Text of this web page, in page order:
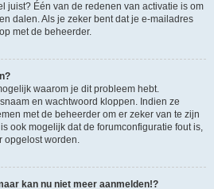
juist? Één van de redenen van activatie is om
dalen. Als je zeker bent dat je e-mailadres
met de beheerder.
waarom je dit probleem hebt.
en wachtwoord kloppen. Indien ze
met de beheerder om er zeker van te zijn
ook mogelijk dat de forumconfiguratie fout is,
opgelost worden.
kan nu niet meer aanmelden!?